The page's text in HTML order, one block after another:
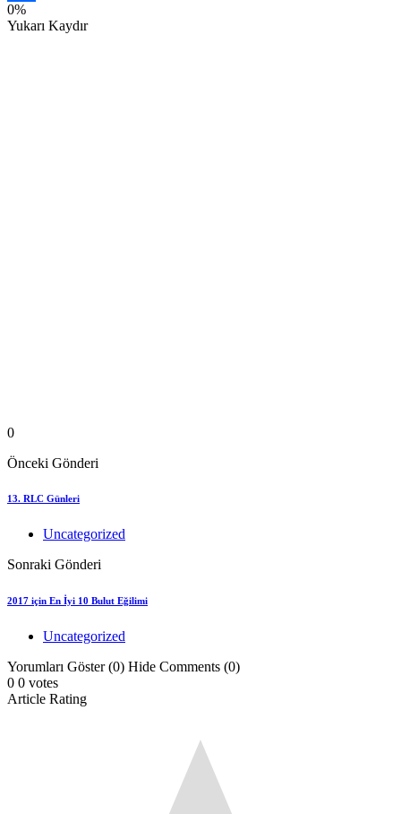
Share
0%
Yukarı Kaydır
0
Önceki Gönderi
13. RLC Günleri
Uncategorized
Sonraki Gönderi
2017 için En İyi 10 Bulut Eğilimi
Uncategorized
Yorumları Göster (0) Hide Comments (0)
0 0 votes
Article Rating